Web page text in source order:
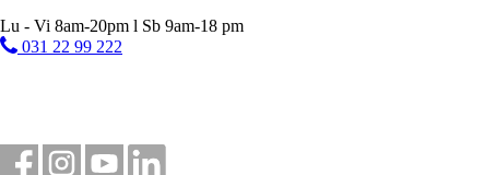
Lu - Vi 8am-20pm l Sb 9am-18 pm
031 22 99 222